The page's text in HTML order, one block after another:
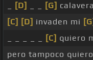
[D] [G]
[C] [D] invaden mi
[C] quiero
pero tampoco